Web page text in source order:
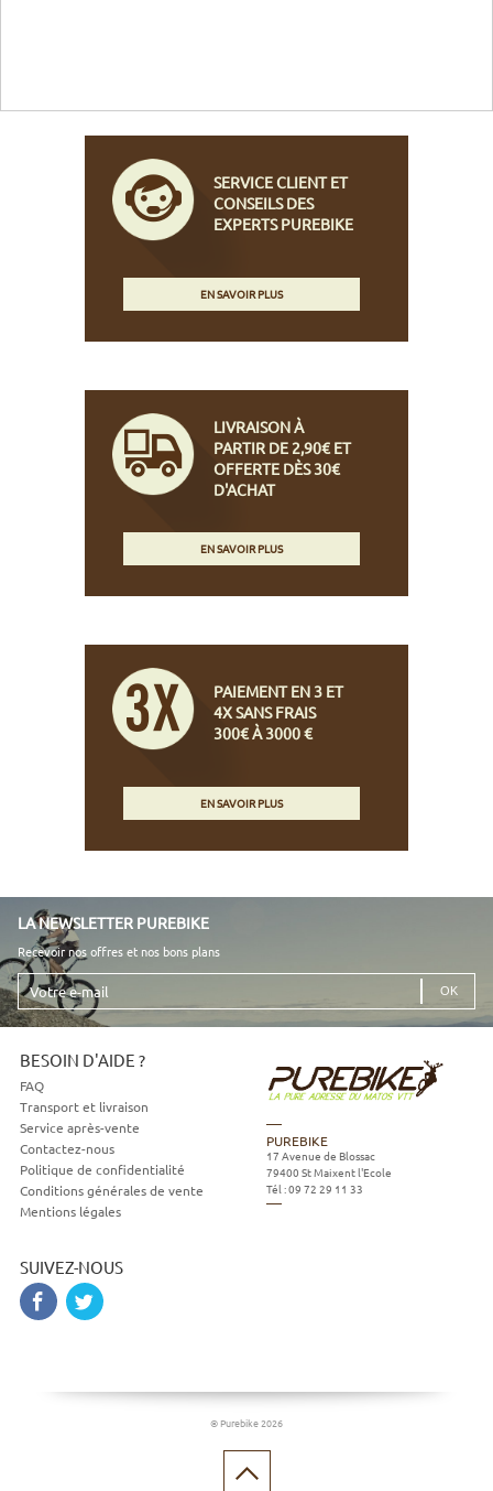
SERVICE CLIENT ET
CONSEILS DES
EXPERTS PUREBIKE
EN SAVOIR PLUS
LIVRAISON À
PARTIR DE 2,90€ ET
OFFERTE DÈS 30€
D'ACHAT
EN SAVOIR PLUS
PAIEMENT EN 3 ET
4X SANS FRAIS
300€ À 3000 €
EN SAVOIR PLUS
LA NEWSLETTER PUREBIKE
Recevoir nos offres et nos bons plans
Votre
e-
mail
BESOIN D'AIDE ?
FAQ
Transport et livraison
Service après-vente
Contactez-nous
Politique de confidentialité
Conditions générales de vente
Mentions légales
SUIVEZ-NOUS
PUREBIKE
17 Avenue de Blossac
79400 St Maixent l'Ecole
Tél :09 72 29 11 33
© Purebike 2026